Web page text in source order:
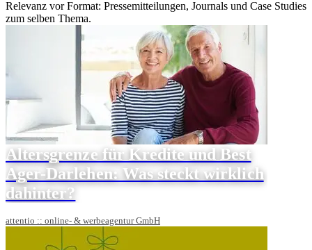
Relevanz vor Format: Pressemitteilungen, Journals und Case Studies
zum selben Thema.
Altersgrenze für Kredite und Best
Ager-Darlehen: Was steckt wirklich
dahinter?
attentio :: online- & werbeagentur GmbH